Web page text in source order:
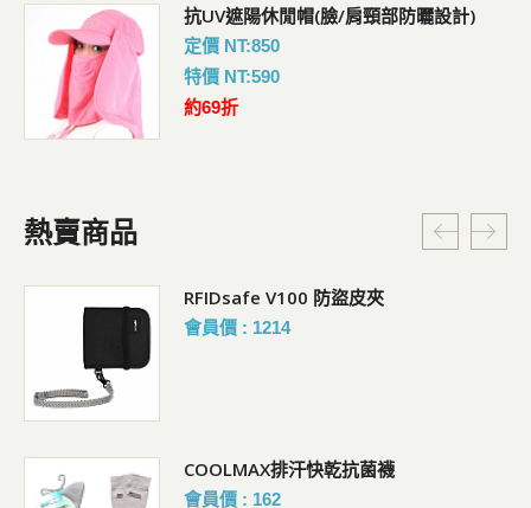
抗UV遮陽休閒帽(臉/肩頸部防曬設計)
定價 NT:850
特價 NT:590
約69折
熱賣商品
RFIDsafe V100 防盜皮夾
會員價 : 1214
COOLMAX排汗快乾抗菌襪
會員價 : 162